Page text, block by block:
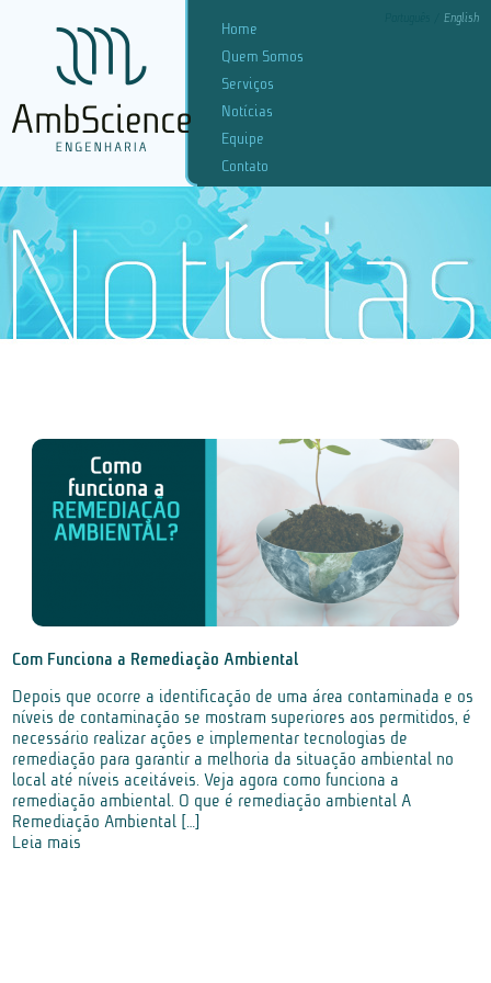
English
Home
Quem Somos
Serviços
Notícias
Equipe
Contato
Com Funciona a Remediação Ambiental
Depois que ocorre a identificação de uma área contaminada e os
níveis de contaminação se mostram superiores aos permitidos, é
necessário realizar ações e implementar tecnologias de
remediação para garantir a melhoria da situação ambiental no
local até níveis aceitáveis. Veja agora como funciona a
remediação ambiental. O que é remediação ambiental A
Remediação Ambiental […]
Leia mais